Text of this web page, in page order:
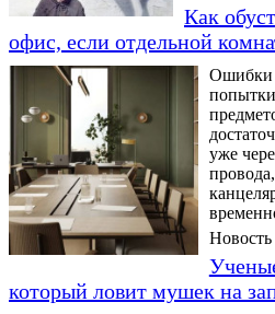
Как
офис, если отдельной
Ошибки
уже
Новость
который ловит мушек на